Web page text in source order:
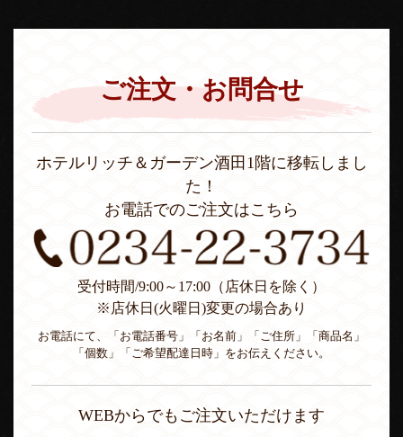
ご注文・お問合せ
ホテルリッチ＆ガーデン酒田1階に移転しまし
た！
お電話でのご注文はこちら
受付時間/9:00～17:00（店休日を除く）
※店休日(火曜日)変更の場合あり
お電話にて、「お電話番号」「お名前」「ご住所」「商品名」
「個数」「ご希望配達日時」をお伝えください。
WEBからでもご注文いただけます